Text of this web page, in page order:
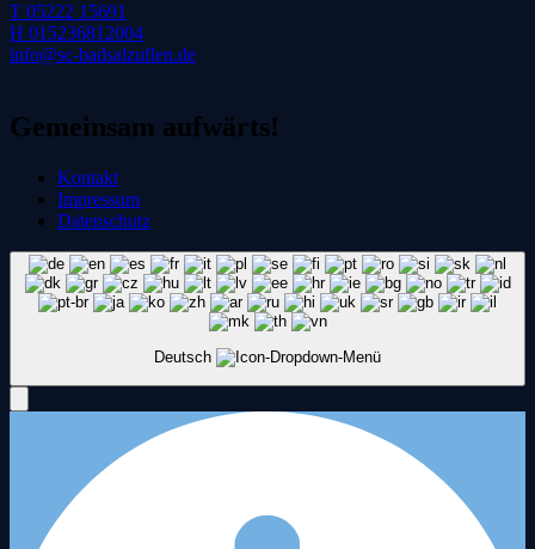
T 05222 15691
H 015236812004
info@sc-badsalzuflen.de
Gemeinsam aufwärts!
Kontakt
Impressum
Datenschutz
Deutsch